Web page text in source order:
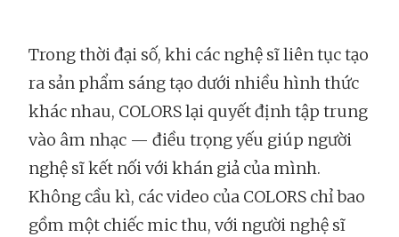
Trong thời đại số, khi các nghệ sĩ liên tục tạo
ra sản phẩm sáng tạo dưới nhiều hình thức
khác nhau, COLORS lại quyết định tập trung
vào âm nhạc — điều trọng yếu giúp người
nghệ sĩ kết nối với khán giả của mình.
Không cầu kì, các video của COLORS chỉ bao
gồm một chiếc mic thu, với người nghệ sĩ